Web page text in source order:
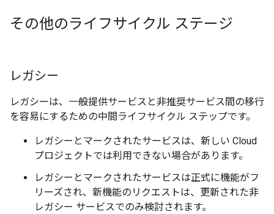
その他のライフサイクル ステージ
レガシー
レガシーは、一般提供サービスと非推奨サービス間の移行
を容易にするための中間ライフサイクル ステップです。
レガシーとマークされたサービスは、新しい Cloud
プロジェクトでは利用できない場合があります。
レガシーとマークされたサービスは正式に機能がフ
リーズされ、新機能のリクエストは、更新された非
レガシー サービスでのみ検討されます。